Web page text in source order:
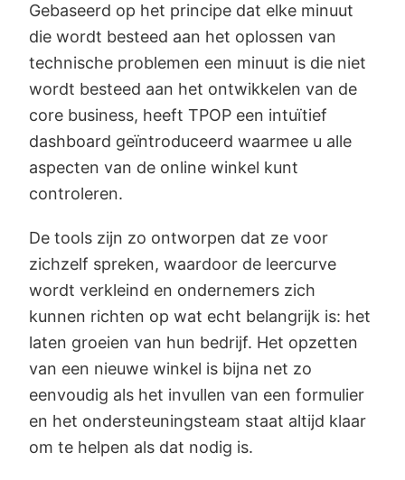
Gebaseerd op het principe dat elke minuut
die wordt besteed aan het oplossen van
technische problemen een minuut is die niet
wordt besteed aan het ontwikkelen van de
core business, heeft TPOP een intuïtief
dashboard geïntroduceerd waarmee u alle
aspecten van de online winkel kunt
controleren.
De tools zijn zo ontworpen dat ze voor
zichzelf spreken, waardoor de leercurve
wordt verkleind en ondernemers zich
kunnen richten op wat echt belangrijk is: het
laten groeien van hun bedrijf. Het opzetten
van een nieuwe winkel is bijna net zo
eenvoudig als het invullen van een formulier
en het ondersteuningsteam staat altijd klaar
om te helpen als dat nodig is.